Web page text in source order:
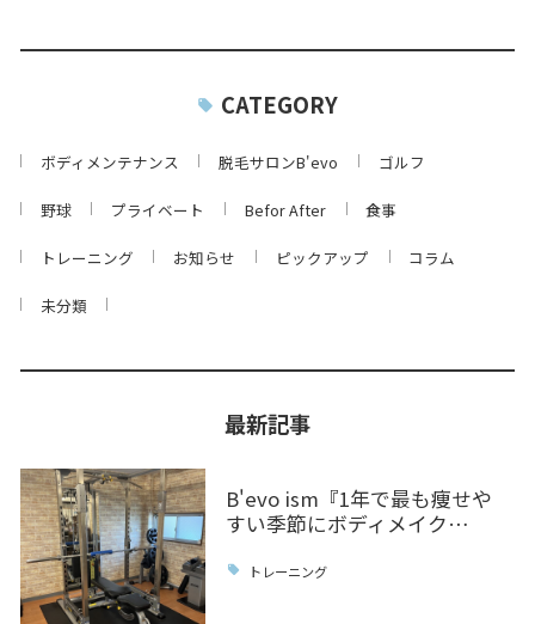
CATEGORY
ボディメンテナンス 脱毛サロンB'evo ゴルフ
野球 プライベート Befor After 食事
トレーニング お知らせ ピックアップ コラム
未分類
最新記事
B'evo ism『1年で最も痩せや
すい季節にボディメイク…
トレーニング